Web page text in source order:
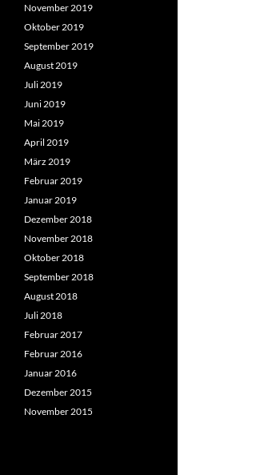
November 2019
Oktober 2019
September 2019
August 2019
Juli 2019
Juni 2019
Mai 2019
April 2019
März 2019
Februar 2019
Januar 2019
Dezember 2018
November 2018
Oktober 2018
September 2018
August 2018
Juli 2018
Februar 2017
Februar 2016
Januar 2016
Dezember 2015
November 2015